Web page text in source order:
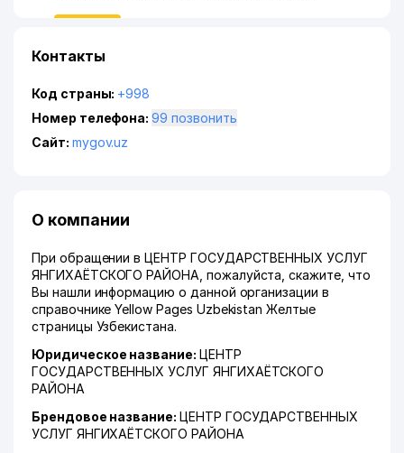
Контакты
Код страны: +998
Номер телефона:
99 позвонить
Сайт: mygov.uz
О компании
При обращении в ЦЕНТР ГОСУДАРСТВЕННЫХ УСЛУГ
ЯНГИХАЁТСКОГО РАЙОНА, пожалуйста, скажите, что
Вы нашли информацию о данной организации в
справочнике Yellow Pages Uzbekistan Желтые
страницы Узбекистана.
Юридическое название: ЦЕНТР
ГОСУДАРСТВЕННЫХ УСЛУГ ЯНГИХАЁТСКОГО
РАЙОНА
Брендовое название: ЦЕНТР ГОСУДАРСТВЕННЫХ
УСЛУГ ЯНГИХАЁТСКОГО РАЙОНА